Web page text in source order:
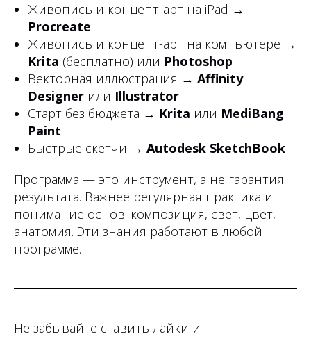
Живопись и концепт-арт на iPad →
Procreate
Живопись и концепт-арт на компьютере →
Krita (бесплатно) или Photoshop
Векторная иллюстрация → Affinity
Designer или Illustrator
Старт без бюджета → Krita или MediBang
Paint
Быстрые скетчи → Autodesk SketchBook
Программа — это инструмент, а не гарантия
результата. Важнее регулярная практика и
понимание основ: композиция, свет, цвет,
анатомия. Эти знания работают в любой
программе.
Не забывайте ставить лайки и